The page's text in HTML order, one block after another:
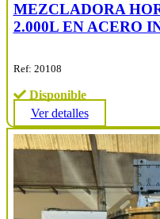
MEZCLADORA
2.000L EN ACERO
Ref: 20108
Disponible
Ver detalles